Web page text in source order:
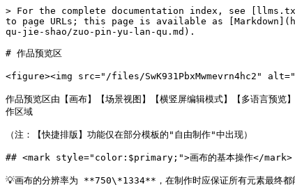
> For the complete documentation index, see
to page URLs; this page is available as
qu-jie-shao/zuo-pin-yu-lan-qu.md).
# 作品预览区
<figure><img src="/files/SwK931PbxMwmevrn4hc2"
作品预览区由【画布】【场景视图】【横竖屏编辑模式】【多语言预
作区域
（注：【快捷排版】功能仅在部分模板的"自由制作"中出现）
## <mark style="color:$primary;">画布的基本操作</mark>
💡画布的分辨率为 **750\*1334**，在制作时应保证所有元素